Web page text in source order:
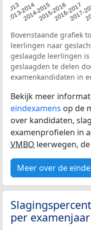
2013
2013-2014
2014-20152015-20162016-2017
2017-
Bovenstaande grafiek
leerlingen naar
geslaagde leerlingen
geslaagden te delen
examenkandidaten in
Bekijk meer
eindexamens op de
over kandidaten,
examenprofielen in
VMBO leerwegen, de
Meer over de
per examenjaar